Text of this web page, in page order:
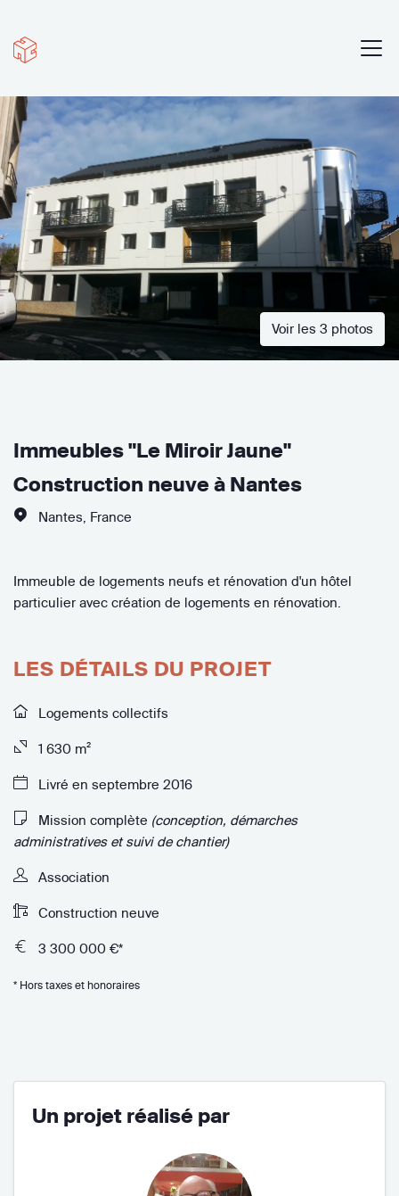
Voir les 3 photos
Immeubles "Le Miroir Jaune"
Construction neuve à Nantes
Nantes France
Immeuble de logements neufs et rénovation d'un hôtel
particulier avec création de logements en rénovation.
LES DÉTAILS DU PROJET
Logements collectifs
1 630 m²
Livré en septembre 2016
Mission complète (conception, démarches
administratives et suivi de chantier)
Association
Construction neuve
3 300 000 €*
* Hors taxes et honoraires
Un projet réalisé par